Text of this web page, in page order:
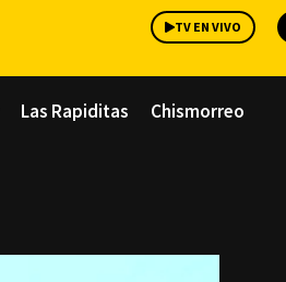
TV EN VIVO
Las Rapiditas Chismorreo